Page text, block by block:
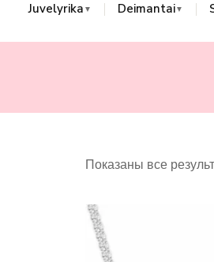
Juvelyrika ▼ Deimantai▼
Показаны все